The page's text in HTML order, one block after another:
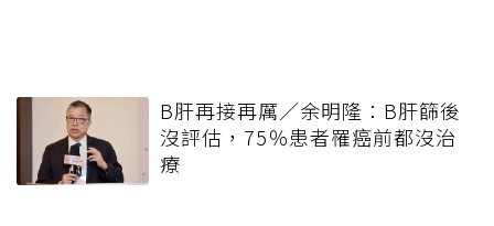
B肝再接再厲／余明隆：B肝篩後
沒評估，75％患者罹癌前都沒治
療